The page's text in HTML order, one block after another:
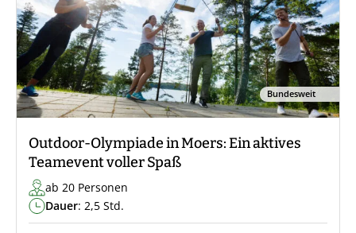
Bundesweit
Outdoor-Olympiade in Moers: Ein aktives
Teamevent voller Spaß
ab 20 Personen
Dauer: 2,5 Std.